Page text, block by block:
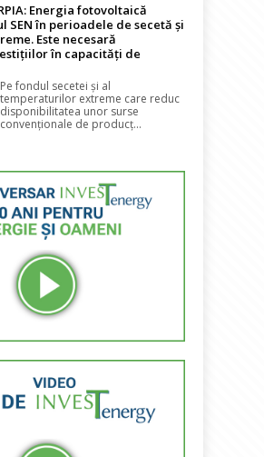
Energia fotovoltaică
SEN în perioadele de secetă și
Este necesară
în capacități de
Pe fondul secetei și al
temperaturilor extreme care reduc
disponibilitatea unor surse
convenționale de producț...